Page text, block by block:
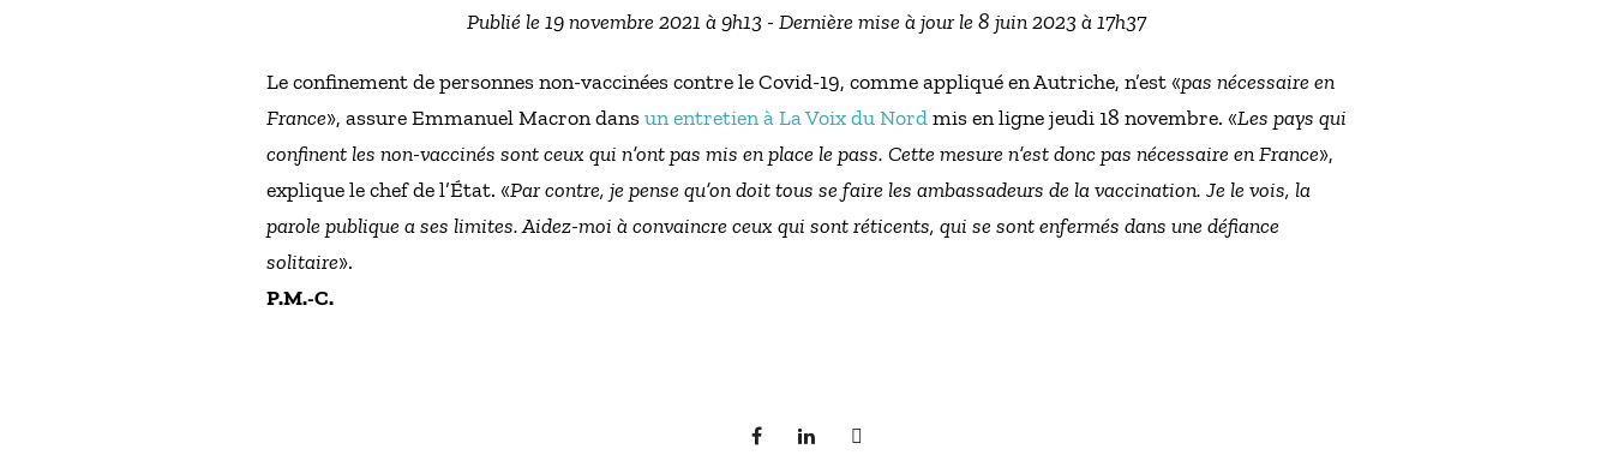
Publié le 19 novembre 2021 à 9h13 - Dernière mise à jour le 8 juin 2023 à 17h37
Le confinement de personnes non-vaccinées contre le Covid-19, comme appliqué en Autriche, n’est «pas nécessaire en
France», assure Emmanuel Macron dansun entretien à La Voix du Nordmis en ligne jeudi 18 novembre. «Les pays qui
confinent les non-vaccinés sont ceux qui n’ont pas mis en place le pass. Cette mesure n’est donc pas nécessaire en France»,
explique le chef de l’État. «Par contre, je pense qu’on doit tous se faire les ambassadeurs de la vaccination. Je le vois, la
parole publique a ses limites. Aidez-moi à convaincre ceux qui sont réticents, qui se sont enfermés dans une défiance
solitaire».
P.M.-C.